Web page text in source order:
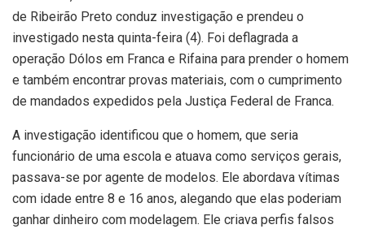
de Ribeirão Preto conduz investigação e prendeu o
investigado nesta quinta-feira (4). Foi deflagrada a
operação Dólos em Franca e Rifaina para prender o homem
e também encontrar provas materiais, com o cumprimento
de mandados expedidos pela Justiça Federal de Franca.
A investigação identificou que o homem, que seria
funcionário de uma escola e atuava como serviços gerais,
passava-se por agente de modelos. Ele abordava vítimas
com idade entre 8 e 16 anos, alegando que elas poderiam
ganhar dinheiro com modelagem. Ele criava perfis falsos